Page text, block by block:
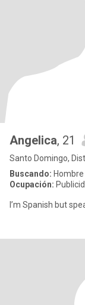
Angelica, 21
Santo Domingo,
Buscando:
Ocupación:
I’m Spanish but